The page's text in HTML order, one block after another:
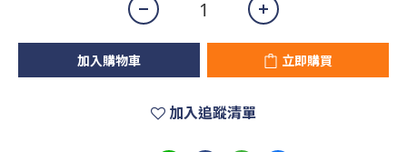
加入購物車 立即購買
加入追蹤清單